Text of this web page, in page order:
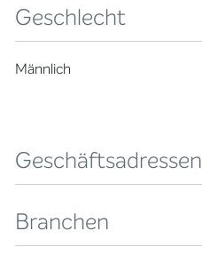
Geschlecht
Männlich
Geschäftsadressen
Branchen